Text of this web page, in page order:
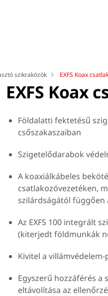
szikraközök EXFS Koax
EXFS Koax
Földalatti fektetésű
csőszakaszaiban
Szigetelődarabok
A koaxiálkábeles
csatlakozóvezetéken,
szilárdságától függően
Az EXFS 100 integrált
(kiterjedt földmunkák
Kivitel a
Egyszerű hozzáférés a
eltávolítása az